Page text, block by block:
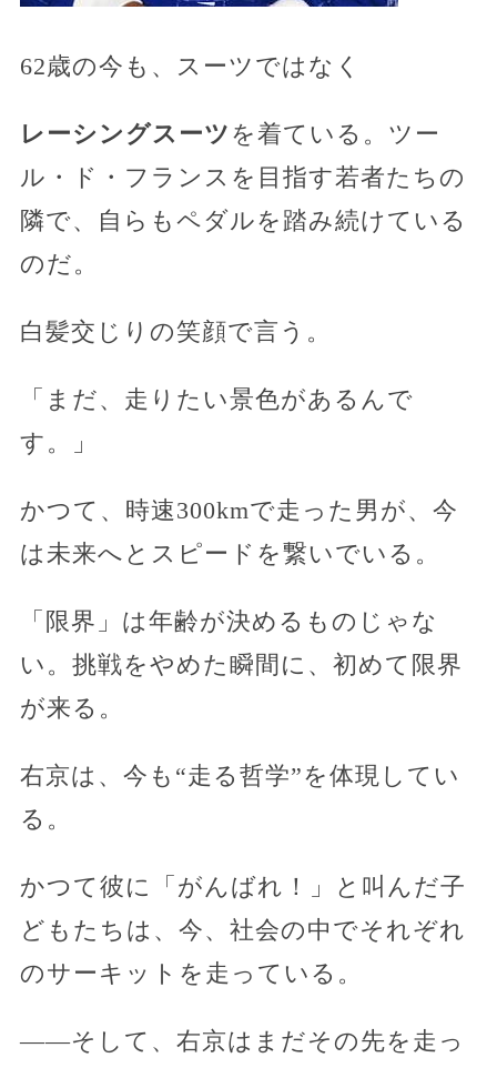
62歳の今も、スーツではなく
レーシングスーツ を着ている。ツー
ル・ド・フランスを目指す若者たちの
隣で、自らもペダルを踏み続けている
のだ。
白髪交じりの笑顔で言う。
「まだ、走りたい景色があるんで
す。」
かつて、時速300kmで走った男が、今
は未来へとスピードを繋いでいる。
「限界」は年齢が決めるものじゃな
い。挑戦をやめた瞬間に、初めて限界
が来る。
右京は、今も“走る哲学”を体現してい
る。
かつて彼に「がんばれ！」と叫んだ子
どもたちは、今、社会の中でそれぞれ
のサーキットを走っている。
——そして、右京はまだその先を走っ